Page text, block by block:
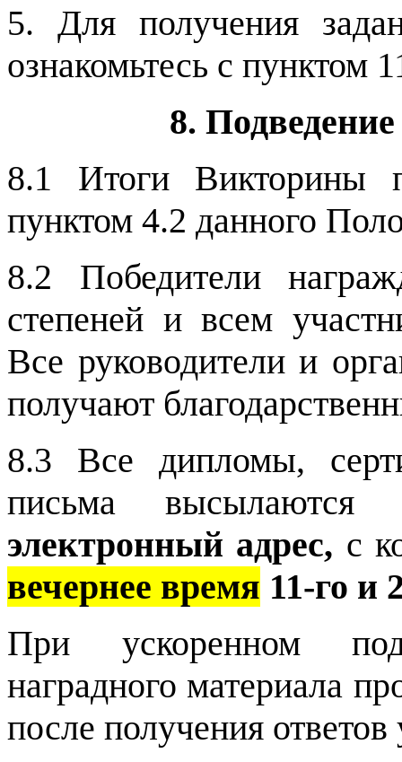
5. Для получения
ознакомьтесь с пунктом
8.
8.1 Итоги Викторины
пунктом 4.2 данного
8.2 Победители
степеней и всем
Все руководители и
получают
8.3 Все дипломы,
письма
электронный адрес, с
вечернее время 11-го и
При ускоренном
наградного материала
после получения